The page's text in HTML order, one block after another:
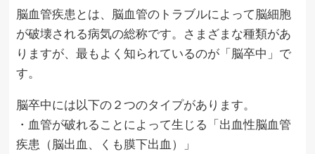
脳血管疾患とは、脳血管のトラブルによって脳細胞
が破壊される病気の総称です。さまざまな種類があ
りますが、最もよく知られているのが「脳卒中」で
す。
脳卒中には以下の２つのタイプがあります。
・血管が破れることによって生じる「出血性脳血管
疾患（脳出血、くも膜下出血）」